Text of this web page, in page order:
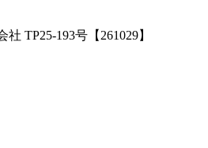
TP25-193号【261029】